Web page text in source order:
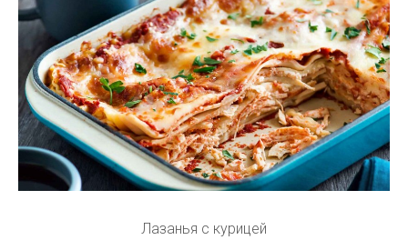
Лазанья с курицей